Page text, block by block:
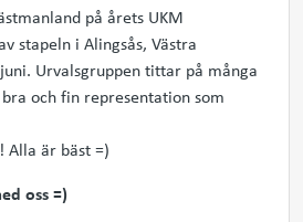
på årets UKM
stapeln i Alingsås, Västra
Urvalsgruppen tittar på många
och fin representation som
Alla är bäst =)
oss =)